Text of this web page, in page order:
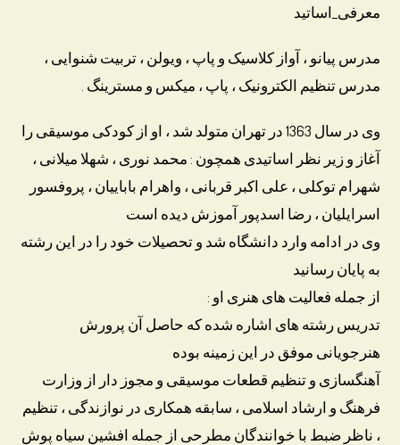
معرفی_اساتید
مدرس پیانو ، آواز کلاسیک و پاپ ، ویولن ، تربیت شنوایی ،
مدرس تنظیم الکترونیک ، پاپ ، میکس و مسترینگ .
وی در سال 1363 در تهران متولد شد ، او از کودکی موسیقی را
آغاز و زیر نظر اساتیدی همچون : محمد نوری ، شهلا میلانی ،
شهرام توکلی ، علی اکبر قربانی ، واهرام باباییان ، پروفسور
اسرایلیان ، رضا اسدپور آموزش دیده است
وی در ادامه وارد دانشگاه شد و تحصیلات خود را در این رشته
به پایان رسانید
از جمله فعالیت های هنری او :
تدریس رشته های اشاره شده که حاصل آن پرورش
هنرجویانی موفق در این زمینه بوده
آهنگسازی و تنظیم قطعات موسیقی و مجوز دار از وزارت
فرهنگ و ارشاد اسلامی ، سابقه همکاری در نوازندگی ، تنظیم
، ناظر ضبط با خوانندگان مطرحی از جمله افشین سیاه پوش